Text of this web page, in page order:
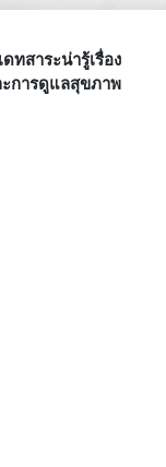
ทสาระน่ารู้เรื่อง
การดูแลสุขภาพ